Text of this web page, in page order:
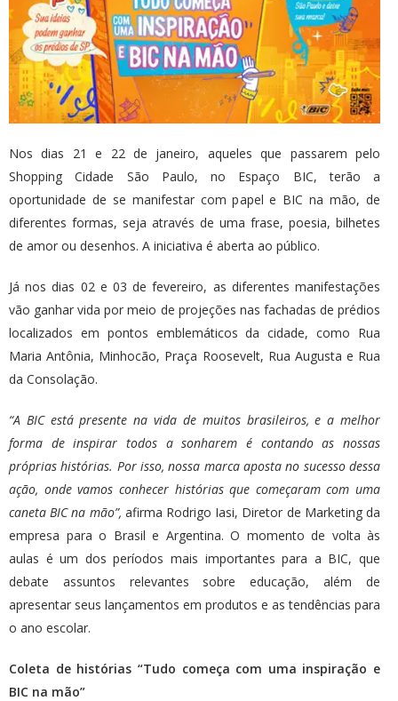
Nos dias 21 e 22 de janeiro, aqueles que passarem pelo
Shopping Cidade São Paulo, no Espaço BIC, terão a
oportunidade de se manifestar com papel e BIC na mão, de
diferentes formas, seja através de uma frase, poesia, bilhetes
de amor ou desenhos. A iniciativa é aberta ao público.
Já nos dias 02 e 03 de fevereiro, as diferentes manifestações
vão ganhar vida por meio de projeções nas fachadas de prédios
localizados em pontos emblemáticos da cidade, como Rua
Maria Antônia, Minhocão, Praça Roosevelt, Rua Augusta e Rua
da Consolação.
“A BIC está presente na vida de muitos brasileiros, e a melhor
forma de inspirar todos a sonharem é contando as nossas
próprias histórias. Por isso, nossa marca aposta no sucesso dessa
ação, onde vamos conhecer histórias que começaram com uma
caneta BIC na mão”, afirma Rodrigo Iasi, Diretor de Marketing da
empresa para o Brasil e Argentina. O momento de volta às
aulas é um dos períodos mais importantes para a BIC, que
debate assuntos relevantes sobre educação, além de
apresentar seus lançamentos em produtos e as tendências para
o ano escolar.
Coleta de histórias “Tudo começa com uma inspiração e
BIC na mão”